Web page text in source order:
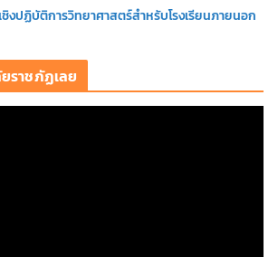
งปฏิบัติการวิทยาศาสตร์สำหรับโรงเรียนภายนอก
ราชภัฏเลย